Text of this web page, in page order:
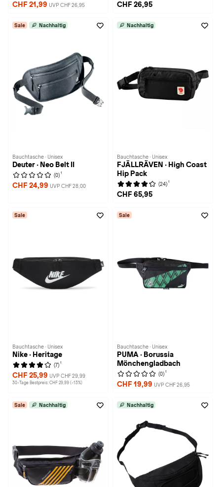
CHF 21,99 UVP CHF 26,95 CHF 26,95
Sale Nachhaltig
Bauchtasche · Unisex
Deuter · Neo Belt II
(0) 1
CHF 24,99 UVP CHF 28,00
Nachhaltig
Bauchtasche · Unisex
FJÄLLRÄVEN · High Coast
Hip Pack
(24) 1
CHF 65,95
Sale
Bauchtasche · Unisex
Nike · Heritage
(7) 1
CHF 25,99 UVP CHF 29,99
30-Tage Bestpreis: CHF 29,99 (-13%)
Sale
Bauchtasche · Unisex
PUMA · Borussia
Mönchengladbach
(0) 1
CHF 19,99 UVP CHF 26,95
Sale Nachhaltig Nachhaltig